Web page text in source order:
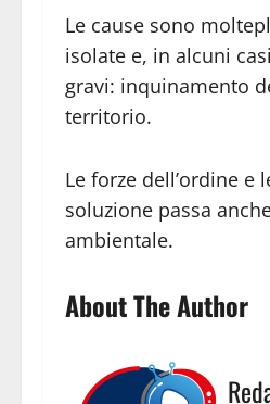
Le cause sono
isolate e, in alcuni
gravi: inquinamento
territorio.
Le forze dell’ordine
soluzione passa
ambientale.
About The Author